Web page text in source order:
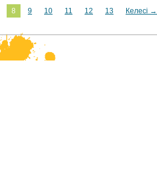
8 9 10 11 12 13 Келесі →